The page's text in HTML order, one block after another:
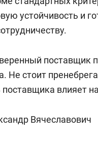
устойчивость и
поставщик
Не стоит
поставщика влияет
Вячеславович